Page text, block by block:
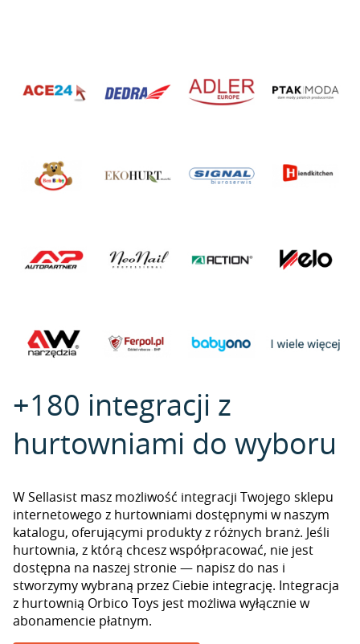
+180 integracji z
hurtowniami do wyboru
W Sellasist masz możliwość integracji Twojego sklepu
internetowego z hurtowniami dostępnymi w naszym
katalogu, oferującymi produkty z różnych branż. Jeśli
hurtownia, z którą chcesz współpracować, nie jest
dostępna na naszej stronie — napisz do nas i
stworzymy wybraną przez Ciebie integrację. Integracja
z hurtownią Orbico Toys jest możliwa wyłącznie w
abonamencie płatnym.